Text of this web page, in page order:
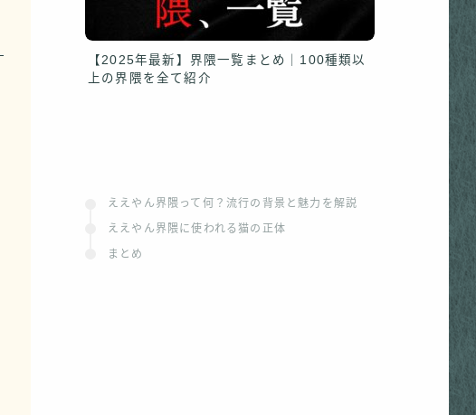
【2025年最新】界隈一覧まとめ｜100種類以
上の界隈を全て紹介
ええやん界隈って何？流行の背景と魅力を解説
ええやん界隈に使われる猫の正体
まとめ